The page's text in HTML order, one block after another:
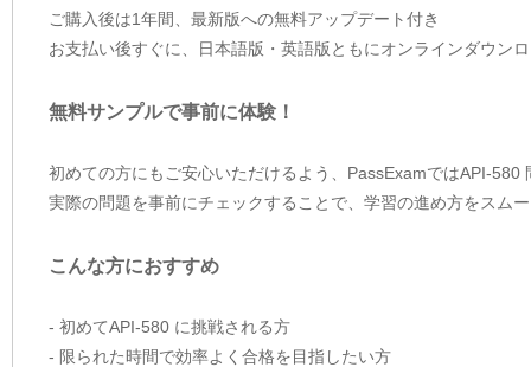
ご購入後は1年間、最新版への無料アップデート付き
お支払い後すぐに、日本語版・英語版ともにオンラインダウン
無料サンプルで事前に体験！
初めての方にもご安心いただけるよう、PassExamではAPI-580
実際の問題を事前にチェックすることで、学習の進め方をスム
こんな方におすすめ
- 初めてAPI-580 に挑戦される方
- 限られた時間で効率よく合格を目指したい方